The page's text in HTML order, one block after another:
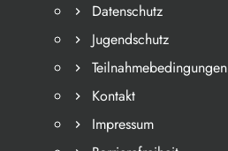
Datenschutz
Jugendschutz
Teilnahmebedingungen
Kontakt
Impressum